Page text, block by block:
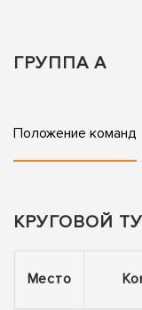
ГРУППА А
Положение команд
КРУГОВОЙ
Место